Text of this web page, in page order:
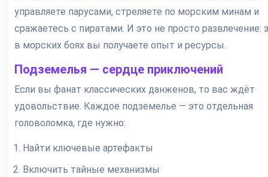
управляете парусами, стреляете по морским минам и
сражаетесь с пиратами. И это не просто развлечение:
в морских боях вы получаете опыт и ресурсы.
Подземелья — сердце приключений
Если вы фанат классических данженов, то вас ждёт
удовольствие. Каждое подземелье — это отдельная
головоломка, где нужно:
Найти ключевые артефакты
Включить тайные механизмы